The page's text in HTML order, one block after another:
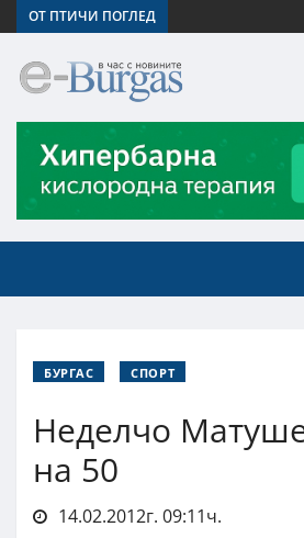
ОТ ПТИЧИ ПОГЛЕД
БУРГАС СПОРТ
Неделчо
на 50
14.02.2012г. 09:11ч.